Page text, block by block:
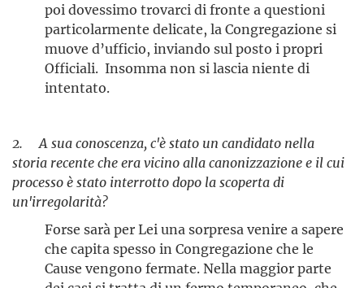
poi dovessimo trovarci di fronte a questioni
particolarmente delicate, la Congregazione si
muove d’ufficio, inviando sul posto i propri
Officiali. Insomma non si lascia niente di
intentato.
2. A sua conoscenza, c'è stato un candidato nella
storia recente che era vicino alla canonizzazione e il cui
processo è stato interrotto dopo la scoperta di
un'irregolarità?
Forse sarà per Lei una sorpresa venire a sapere
che capita spesso in Congregazione che le
Cause vengono fermate. Nella maggior parte